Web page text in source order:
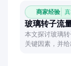
商家经验
玻璃转子流
本文探讨玻璃
关键因素，并